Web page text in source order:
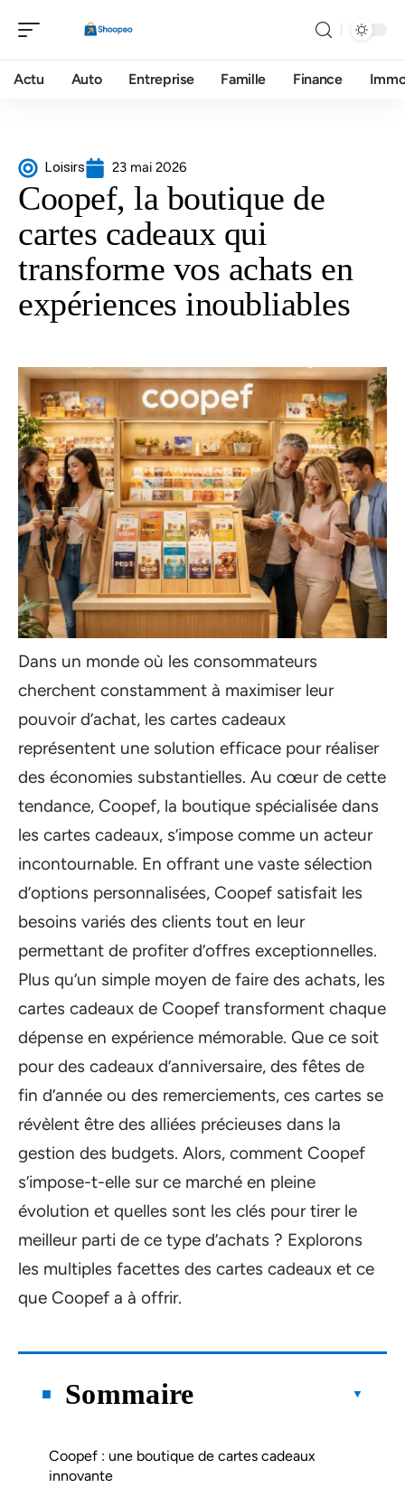
Actu Auto Entreprise Famille Finance
Loisirs 23 mai 2026
Coopef, la boutique de
cartes cadeaux qui
transforme vos achats en
expériences inoubliables
Dans un monde où les consommateurs
cherchent constamment à maximiser leur
pouvoir d’achat, les cartes cadeaux
représentent une solution efficace pour réaliser
des économies substantielles. Au cœur de cette
tendance, Coopef, la boutique spécialisée dans
les cartes cadeaux, s’impose comme un acteur
incontournable. En offrant une vaste sélection
d’options personnalisées, Coopef satisfait les
besoins variés des clients tout en leur
permettant de profiter d’offres exceptionnelles.
Plus qu’un simple moyen de faire des achats, les
cartes cadeaux de Coopef transforment chaque
dépense en expérience mémorable. Que ce soit
pour des cadeaux d’anniversaire, des fêtes de
fin d’année ou des remerciements, ces cartes se
révèlent être des alliées précieuses dans la
gestion des budgets. Alors, comment Coopef
s’impose-t-elle sur ce marché en pleine
évolution et quelles sont les clés pour tirer le
meilleur parti de ce type d’achats ? Explorons
les multiples facettes des cartes cadeaux et ce
que Coopef a à offrir.
Sommaire
Coopef : une boutique de cartes cadeaux
innovante